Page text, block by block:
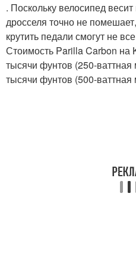
. Поскольку велосипед
дросселя точно не
крутить педали смогут не
Стоимость Parilla Carbon на
тысячи фунтов (250-
тысячи фунтов (500-ваттная